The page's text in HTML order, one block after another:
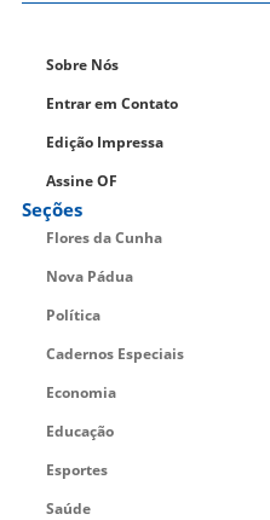
Sobre Nós
Entrar em Contato
Edição Impressa
Assine OF
Seções
Flores da Cunha
Nova Pádua
Política
Cadernos Especiais
Economia
Educação
Esportes
Saúde